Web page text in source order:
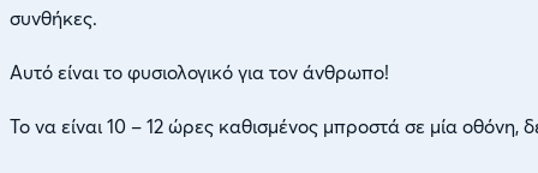
συνθήκες.
Αυτό είναι το φυσιολογικό για τον άνθρωπο!
Το να είναι 10 – 12 ώρες καθισμένος μπροστά σε μία οθόνη,